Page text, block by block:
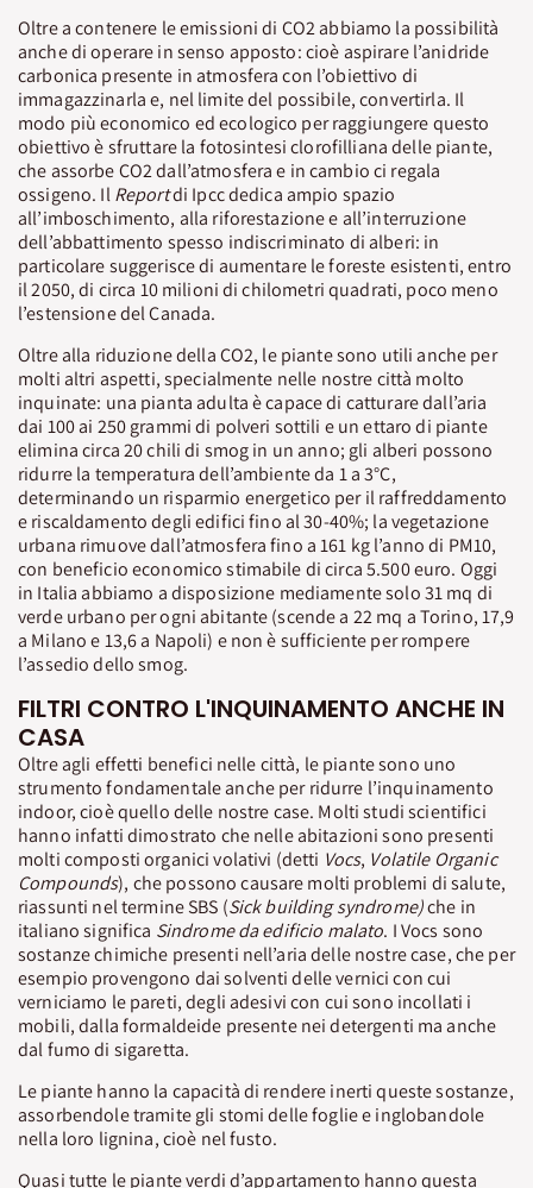
Oltre a contenere le emissioni di CO2 abbiamo la possibilità
anche di operare in senso apposto: cioè aspirare l’anidride
carbonica presente in atmosfera con l’obiettivo di
immagazzinarla e, nel limite del possibile, convertirla. Il
modo più economico ed ecologico per raggiungere questo
obiettivo è sfruttare la fotosintesi clorofilliana delle piante,
che assorbe CO2 dall’atmosfera e in cambio ci regala
ossigeno. IlReportdi Ipcc dedica ampio spazio
all’imboschimento, alla riforestazione e all’interruzione
dell’abbattimento spesso indiscriminato di alberi: in
particolare suggerisce di aumentare le foreste esistenti, entro
il 2050, di circa 10 milioni di chilometri quadrati, poco meno
l’estensione del Canada.
Oltre alla riduzione della CO2, le piante sono utili anche per
molti altri aspetti, specialmente nelle nostre città molto
inquinate: una pianta adulta è capace di catturare dall’aria
dai 100 ai 250 grammi di polveri sottili e un ettaro di piante
elimina circa 20 chili di smog in un anno; gli alberi possono
ridurre la temperatura dell’ambiente da 1 a 3°C,
determinando un risparmio energetico per il raffreddamento
e riscaldamento degli edifici fino al 30-40%; la vegetazione
urbana rimuove dall’atmosfera fino a 161 kg l’anno di PM10,
con beneficio economico stimabile di circa 5.500 euro. Oggi
in Italia abbiamo a disposizione mediamente solo 31 mq di
verde urbano per ogni abitante (scende a 22 mq a Torino, 17,9
a Milano e 13,6 a Napoli) e non è sufficiente per rompere
l’assedio dello smog.
FILTRI CONTRO L'INQUINAMENTO ANCHE IN
CASA
Oltre agli effetti benefici nelle città, le piante sono uno
strumento fondamentale anche per ridurre l’inquinamento
indoor, cioè quello delle nostre case. Molti studi scientifici
hanno infatti dimostrato che nelle abitazioni sono presenti
molti composti organici volativi (detti Vocs, Volatile Organic
Compounds), che possono causare molti problemi di salute,
riassunti nel termine SBS (Sick buildingsyndrome)che in
italiano significa Sindrome da edificio malato. I Vocs sono
sostanze chimiche presenti nell’aria delle nostre case, che per
esempio provengono dai solventi delle vernici con cui
verniciamo le pareti, degli adesivi con cui sono incollati i
mobili, dalla formaldeide presente nei detergenti ma anche
dal fumo di sigaretta.
Le piante hanno la capacità di rendere inerti queste sostanze,
assorbendole tramite gli stomi delle foglie e inglobandole
nella loro lignina, cioè nel fusto.
Quasi tutte le piante verdi d’appartamento hanno questa